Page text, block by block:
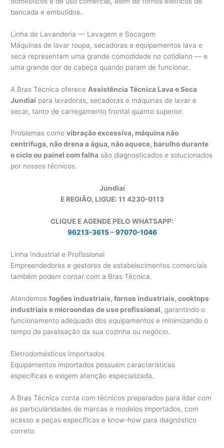
bancada e embutidos.
Linha de Lavanderia — Lavagem e Secagem
Máquinas de lavar roupa, secadoras e equipamentos lava e
seca representam uma grande comodidade no cotidiano — e
uma grande dor de cabeça quando param de funcionar.
A Bras Técnica oferece Assistência Técnica Lava e Seca
Jundiaí para lavadoras, secadoras e máquinas de lavar e
secar, tanto de carregamento frontal quanto superior.
Problemas comovibração excessiva, máquina não
centrifuga, não drena a água, não aquece, barulho durante
o ciclo ou painel com falha são diagnosticados e solucionados
por nossos técnicos.
Jundiaí
E REGIÃO, LIGUE: 11 4230-0113
CLIQUE E AGENDE PELO WHATSAPP:
96213-3615 –97070-1046
Linha Industrial e Profissional
Empreendedores e gestores de estabelecimentos comerciais
também podem contar com a Bras Técnica.
Atendemosfogões industriais, fornos industriais, cooktops
industriais e microondas de uso profissional, garantindo o
funcionamento adequado dos equipamentos e minimizando o
tempo de paralisação da sua cozinha ou negócio.
Eletrodomésticos Importados
Equipamentos importados possuem características
específicas e exigem atenção especializada.
A Bras Técnica conta com técnicos preparados para lidar com
as particularidades de marcas e modelos importados, com
acesso a peças específicas e know-how para diagnóstico
correto.